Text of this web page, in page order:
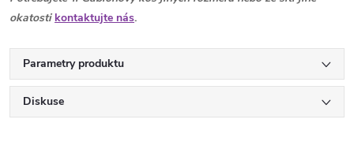
okatosti kontaktujte nás.
Parametry produktu
Diskuse